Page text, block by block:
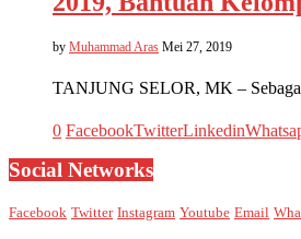
by Muhammad Aras Mei 27, 2019
TANJUNG SELOR, MK – Sebagai
0 FacebookTwitterLinkedin
Social Networks
Facebook Twitter Instagram Youtube Email